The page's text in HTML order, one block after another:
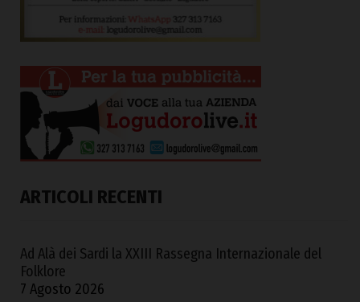
ARTICOLI RECENTI
Ad Alà dei Sardi la XXIII Rassegna Internazionale del
Folklore
7 Agosto 2026